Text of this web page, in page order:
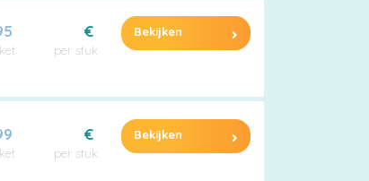
€
per stuk
Bekijken
€
per stuk
Bekijken